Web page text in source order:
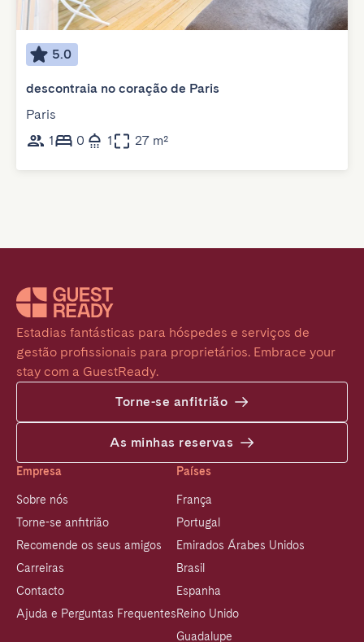
5.0
descontraia no coração de Paris
Paris
1
0 1 27 m²
Estadias fantásticas para hóspedes e serviços de
gestão profissionais para proprietários. Embrace your
stay com a GuestReady.
Torne-se anfitrião
As minhas reservas
Empresa
Sobre nós
Torne-se anfitrião
Recomende os seus amigos
Carreiras
Contacto
Ajuda e Perguntas Frequentes
Países
França
Portugal
Emirados Árabes Unidos
Brasil
Espanha
Reino Unido
Guadalupe